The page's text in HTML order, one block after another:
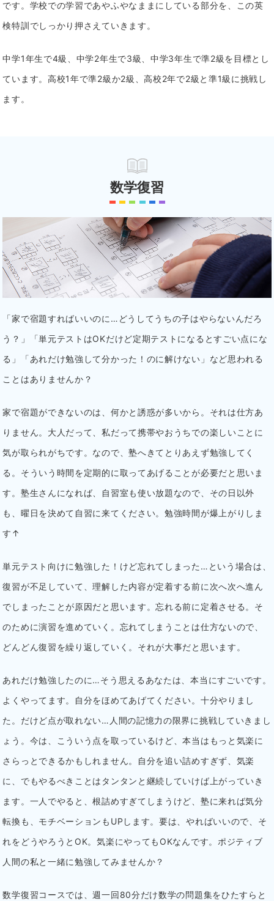
です。学校での学習であやふやなままにしている部分を、この英
検特訓でしっかり押さえていきます。
中学1年生で4級、中学2年生で3級、中学3年生で準2級を目標とし
ています。 高校1年で準2級か2級、高校2年で2級と準1級に挑戦し
ます。
数学復習
「家で宿題すればいいのに…どうしてうちの子はやらないんだろ
う？」「単元テストはOKだけど定期テストになるとすごい点にな
る」「あれだけ勉強して分かった！のに解けない」など思われる
ことはありませんか？
家で宿題ができないのは、何かと誘惑が多いから。それは仕方あ
りません。大人だって、私だって携帯やおうちでの楽しいことに
気が取られがちです。なので、塾へきてとりあえず勉強してく
る。そういう時間を定期的に取ってあげることが必要だと思いま
す。塾生さんになれば、自習室も使い放題なので、その日以外
も、曜日を決めて自習に来てください。勉強時間が爆上がりしま
す↑
単元テスト向けに勉強した！けど忘れてしまった…という場合は、
復習が不足していて、理解した内容が定着する前に次へ次へ進ん
でしまったことが原因だと思います。忘れる前に定着させる。そ
のために演習を進めていく。忘れてしまうことは仕方ないので、
どんどん復習を繰り返していく。それが大事だと思います。
あれだけ勉強したのに…そう思えるあなたは、本当にすごいです。
よくやってます。自分をほめてあげてください。十分やりまし
た。だけど点が取れない…人間の記憶力の限界に挑戦していきまし
ょう。今は、こういう点を取っているけど、本当はもっと気楽に
さらっとできるかもしれません。自分を追い詰めすぎず、気楽
に、でもやるべきことはタンタンと継続していけば上がっていき
ます。一人でやると、根詰めすぎてしまうけど、塾に来れば気分
転換も、モチベーションもUPします。要は、やればいいので、そ
れをどうやろうとOK。気楽にやってもOKなんです。ポジティブ
人間の私と一緒に勉強してみませんか？
数学復習コースでは、週一回80分だけ数学の問題集をひたすらと